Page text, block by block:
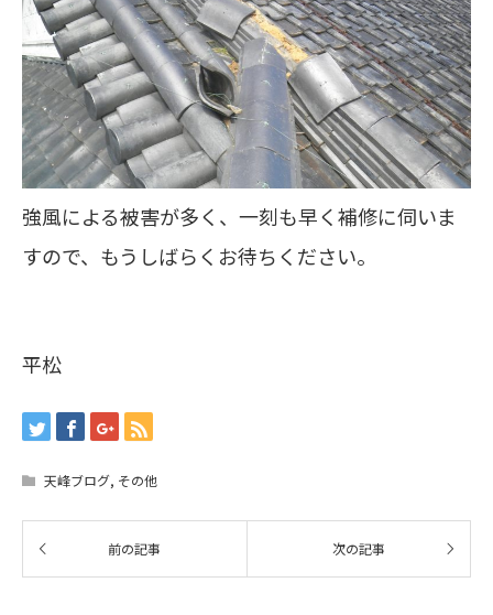
強風による被害が多く、一刻も早く補修に伺いま
すので、もうしばらくお待ちください。
平松
天峰ブログ, その他